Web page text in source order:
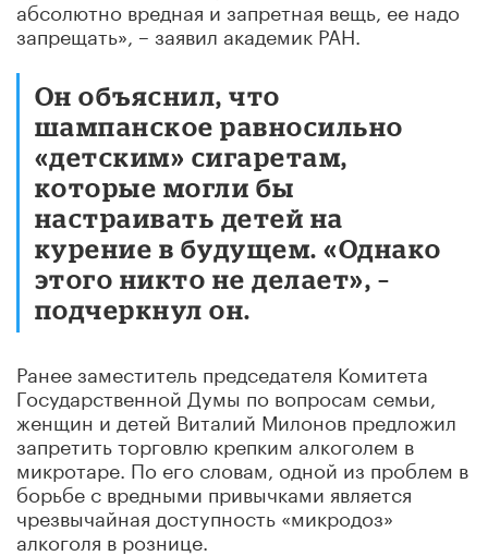
абсолютно вредная и запретная вещь, ее надо
запрещать», – заявил академик РАН.
Он объяснил, что
шампанское равносильно
«детским» сигаретам,
которые могли бы
настраивать детей на
курение в будущем. «Однако
этого никто не делает», –
подчеркнул он.
Ранее заместитель председателя Комитета
Государственной Думы по вопросам семьи,
женщин и детей Виталий Милонов предложил
запретить торговлю крепким алкоголем в
микротаре. По его словам, одной из проблем в
борьбе с вредными привычками является
чрезвычайная доступность «микродоз»
алкоголя в рознице.